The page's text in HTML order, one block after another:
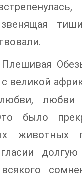
с великой
любви,
было
животных
долгую